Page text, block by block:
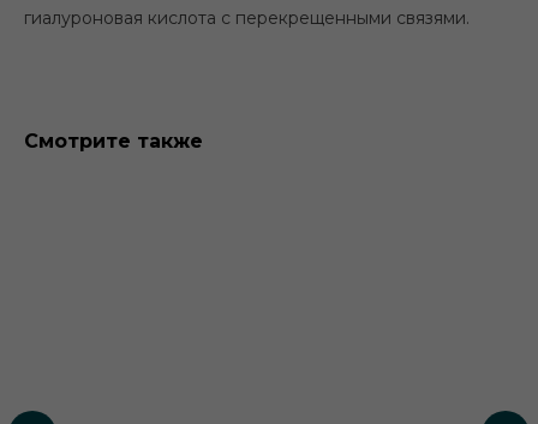
гиалуроновая кислота с перекрещенными связями.
Смотрите также